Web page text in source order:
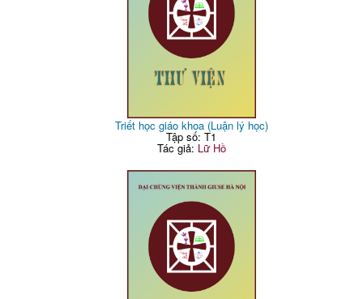
Triết học giáo khoa (Luận lý học)
Tập số: T1
Tác giả: Lữ Hồ